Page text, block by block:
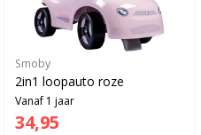
Smoby
2in1 loopauto roze
Vanaf 1 jaar
34,95